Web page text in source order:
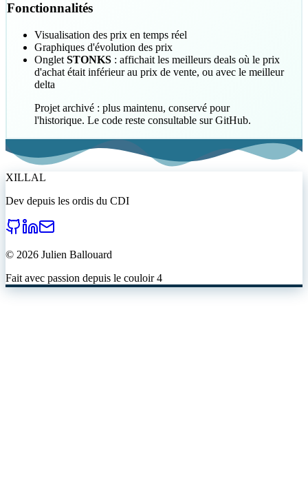
Fonctionnalités
Visualisation des prix en temps réel
Graphiques d'évolution des prix
Onglet STONKS : affichait les meilleurs deals où le prix
d'achat était inférieur au prix de vente, ou avec le meilleur
delta
Projet archivé : plus maintenu, conservé pour
l'historique. Le code reste consultable sur GitHub.
XILLAL
Dev depuis les ordis du CDI
© 2026 Julien Ballouard
Fait avec passion depuis le couloir 4